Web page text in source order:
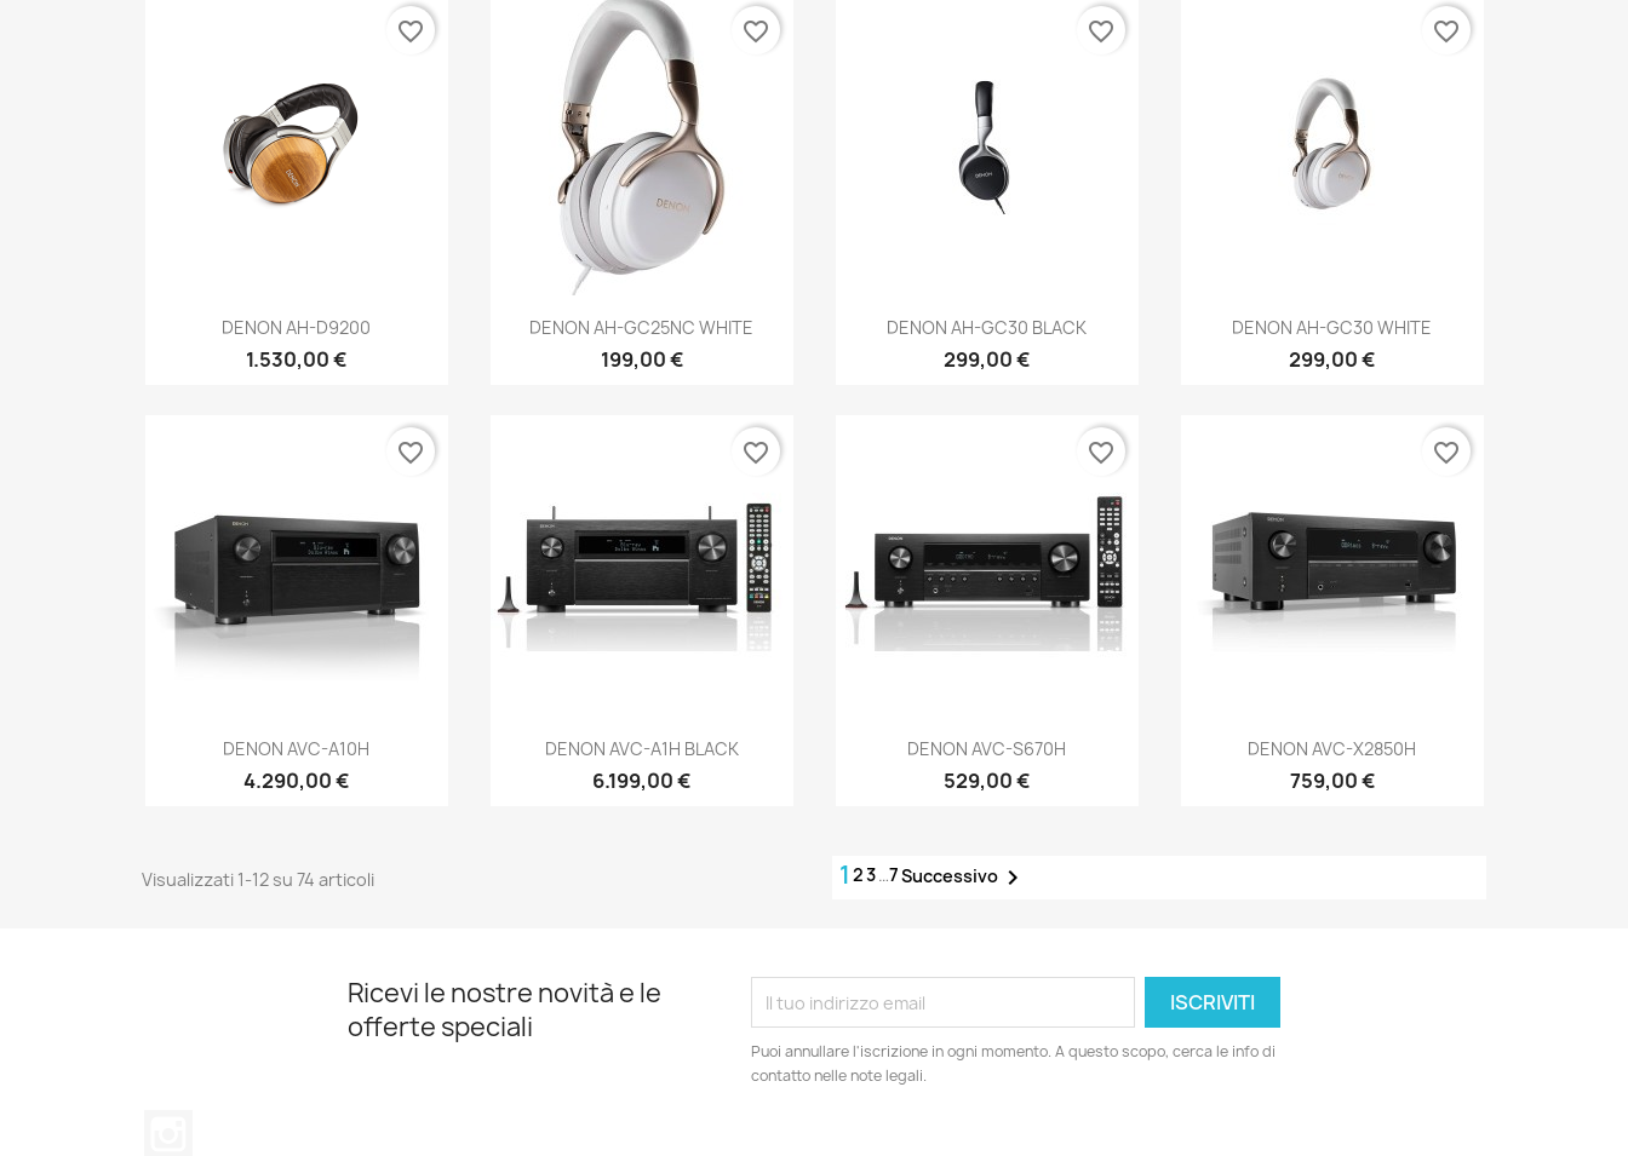
Anteprima
DENON AH-D9200
1.530,00 €
favorite_border
Anteprima
DENON AH-GC25NC WHITE
199,00 €
favorite_border
 Anteprima
DENON AH-GC30 BLACK
299,00 €
favorite_border
 Anteprima
DENON AH-GC30 WHITE
299,00 €
favorite_border
Anteprima
DENON AVC-A10H
4.290,00 €
favorite_border
 Anteprima
DENON AVC-A1H BLACK
6.199,00 €
favorite_border
Anteprima
DENON AVC-S670H
529,00 €
favorite_border
Anteprima
DENON AVC-X2850H
759,00 €
favorite_border
Visualizzati 1-12 su 74 articoli 1 23…7Successivo
Ricevi le nostre novità e le
offerte speciali
Puoi annullare l'iscrizione in ogni momento. A questo scopo, cerca le info di
contatto nelle note legali.